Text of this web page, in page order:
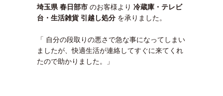
埼玉県 春日部市 のお客様より 冷蔵庫・テレビ
台・生活雑貨 引越し処分 を承りました。
「 自分の段取りの悪さで急な事になってしまい
ましたが、快適生活が連絡してすぐに来てくれ
たので助かりました。」